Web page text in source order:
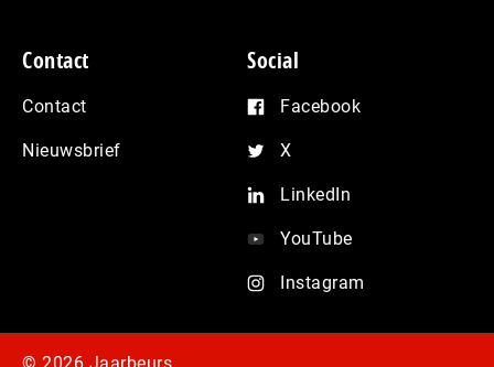
Contact
Contact
Nieuwsbrief
Social
Facebook
X
LinkedIn
YouTube
Instagram